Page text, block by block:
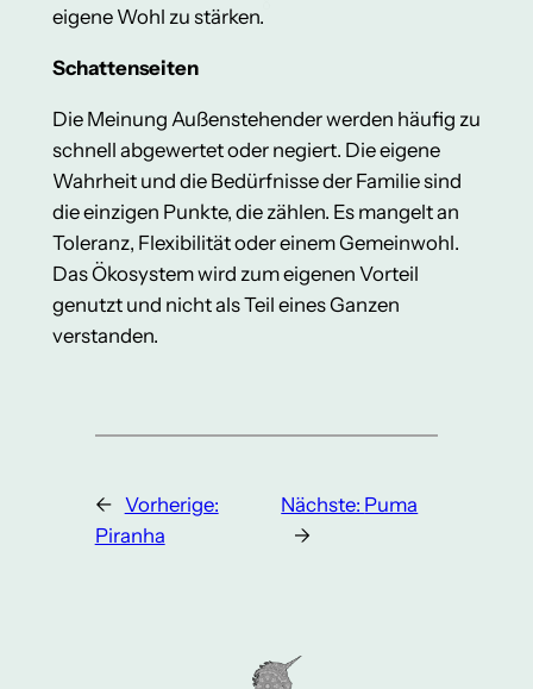
eigene Wohl zu stärken.
Schattenseiten
Die Meinung Außenstehender werden häufig zu
schnell abgewertet oder negiert. Die eigene
Wahrheit und die Bedürfnisse der Familie sind
die einzigen Punkte, die zählen. Es mangelt an
Toleranz, Flexibilität oder einem Gemeinwohl.
Das Ökosystem wird zum eigenen Vorteil
genutzt und nicht als Teil eines Ganzen
verstanden.
← Vorherige:
Piranha
Nächste: Puma
→